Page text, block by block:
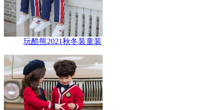
玩酷熊2021秋冬装童装